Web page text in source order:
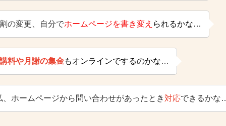
の変更、自分でホームページを書き変え られるかな…
料や月謝の集金もオンラインでするのかな…
、ホームページから問い合わせがあったとき 対応できるかな